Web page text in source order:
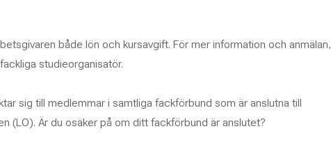
både lön och kursavgift. För mer information och anmälan,
studieorganisatör.
sig till medlemmar i samtliga fackförbund som är anslutna till
(LO). Är du osäker på om ditt fackförbund är anslutet?